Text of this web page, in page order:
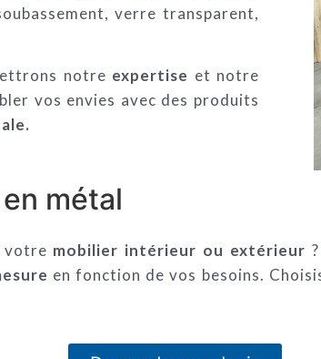
verre transparent,
notre expertise et notre
vos envies avec des produits
métal
votre mobilier intérieur ou extérieur
en fonction de vos besoins.